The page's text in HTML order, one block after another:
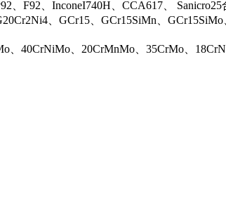
、F92、InconeI740H、CCA617、 Sanicro25
、GCr15、GCr15SiMn、
、40CrNiMo、20CrMnMo、35CrMo、